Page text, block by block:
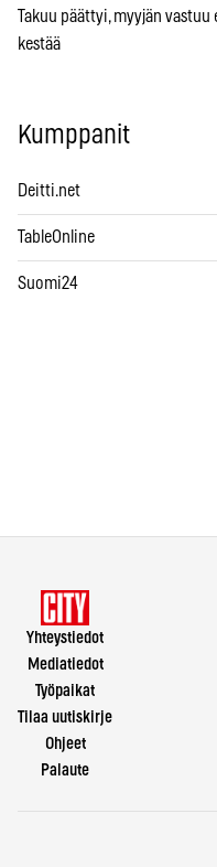
Takuu päättyi, myyjän
kestää
Kumppanit
Deitti.net
TableOnline
Suomi24
Yhteystiedot
Mediatiedot
Työpaikat
Tilaa uutiskirje
Ohjeet
Palaute